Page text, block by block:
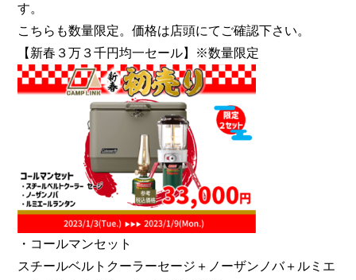
す。
こちらも数量限定。価格は店頭にてご確認下さい。
【新春３万３千円均一セール】※数量限定
・コールマンセット
スチールベルトクーラーセージ＋ノーザンノバ＋ルミエ